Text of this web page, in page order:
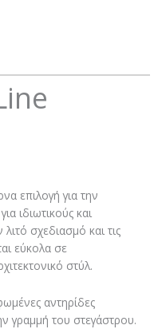
επιλογή για την
ιδιωτικούς και
σχεδιασμό και τις
εύκολα σε
στύλ.
αντηρίδες
γραμμή του στεγάστρου.